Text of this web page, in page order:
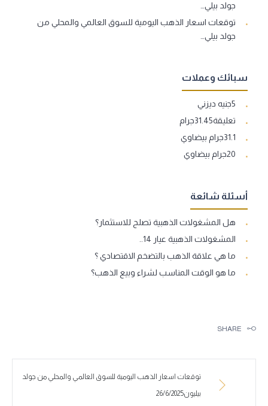
جولد بيلي…
توقعات اسعار الذهب اليومية للسوق العالمي والمحلي من
جولد بيلي…
سبائك وعملات
5جنيه ديزني
تعليقة31.45جرام
31.1جرام بيضاوي
20جرام بيضاوي
أسئلة شائعة
هل المشغولات الذهبية تصلح للاستثمار؟
المشغولات الذهبية عيار 14..
ما هي علاقة الذهب بالتضخم الاقتصادي ؟
ما هو الوقت المناسب لشراء وبيع الذهب؟
SHARE
توقعات اسعار الذهب اليومية للسوق العالمي والمحلي من جولد
بيليون26/6/2025